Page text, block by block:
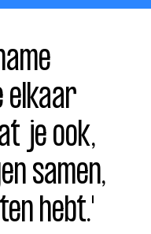
elkaar
je ook,
samen,
hebt.'